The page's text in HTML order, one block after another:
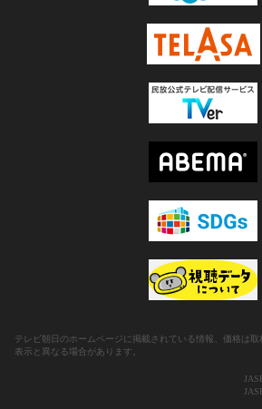
テレビ朝日のホームページに掲載されている情報、価格は
表示と異なる場合があります。